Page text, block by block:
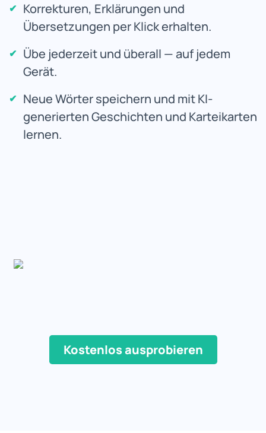
Kostenlos ausprobieren
Korrekturen, Erklärungen und
Übersetzungen per Klick erhalten.
Übe jederzeit und überall — auf jedem
Gerät.
Neue Wörter speichern und mit KI-
generierten Geschichten und Karteikarten
lernen.